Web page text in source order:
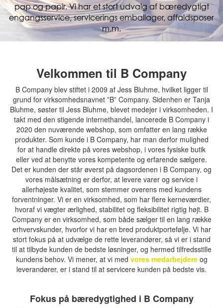
pap og papir. Vi har et stort udvalg af bæredygtigt
engangsservice, servicerings emballager, affaldsposer
m.m.
Velkommen til B Company
B Company blev stiftet i 2009 af Jess Bluhme, hvilket ligger til
grund for virksomhedsnavnet ”B” Company. Sidenhen er Tanja
Bluhme, søster til Jess Bluhme, blevet medejer i virksomheden. I
takt med den stigende internethandel, lancerede B Company i
2020 den nuværende webshop, som omfatter en lang række
produkter. Som kunde i B Company, har man derfor mulighed
for at handle direkte på vores webshop, i vores fysiske butik
eller ved at benytte vores kompetente og erfarende sælgere.
Det er kunden der står øverst på dagsordenen i B Company, og
vores målsætning er derfor, at levere varer og service i
allerhøjeste kvalitet, som stemmer overens med kundens
forventninger. Vi er en virksomhed, som har flere kerneværdier,
hvoraf vi vægter ærlighed, stabilitet og fleksibilitet rigtig højt. B
Company er en virksomhed, som både sælger til en lang række
erhvervskunder, hvorfor vi har en bred produktportefølje. Vi har
stort fokus på at udvælge de rette leverandører, så vi er i stand
til at tilbyde kunden de bedste løsninger, og hermed tilfredsstille
kundens behov. Vi mener, at vi med vores medarbejdereog
leverandører, er i stand til at servicere kunden på bedste vis.
Fokus på bæredygtighed i B Company